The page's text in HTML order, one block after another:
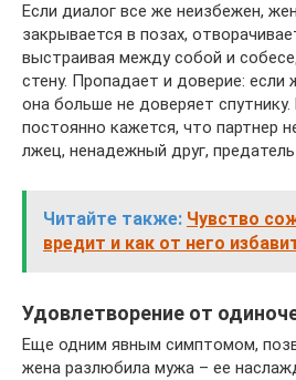
Если диалог все же неизбежен,
закрывается в позах,
выстраивая между собой и
стену. Пропадает и доверие:
она больше не доверяет спутнику.
постоянно кажется, что партнер
лжец, ненадежный друг,
Читайте также: Чувство
вредит и как от него
Удовлетворение от
Еще одним явным симптомом,
жена разлюбила мужа – ее